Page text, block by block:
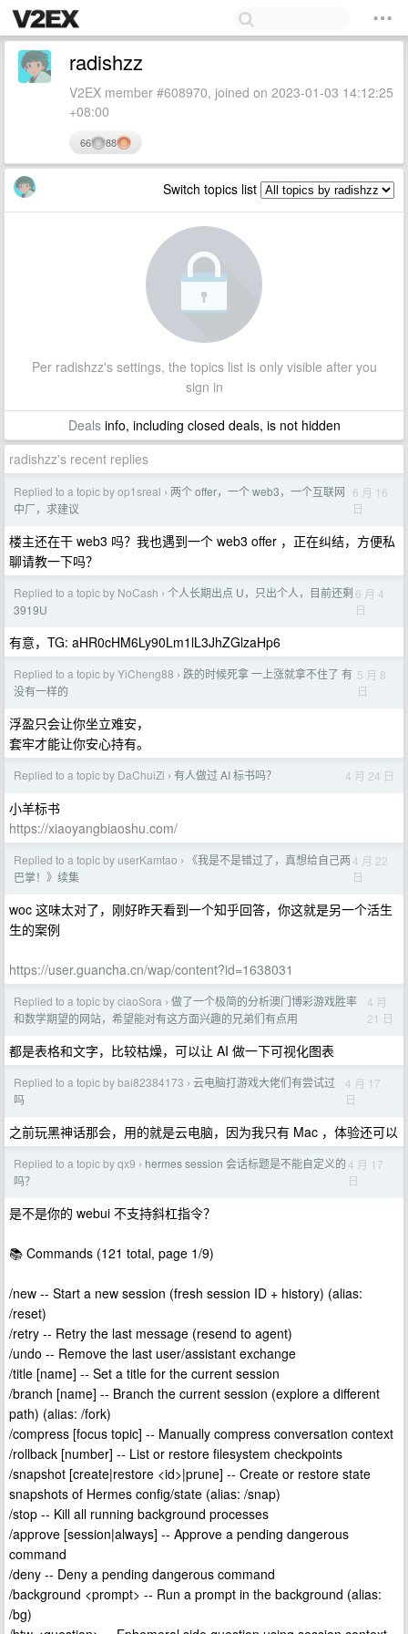
radishzz
V2EX member #608970, joined on 2023-01-03 14:12:25
+08:00
66 88
Switch topics list
Per radishzz's settings, the topics list is only visible after you
sign in
Dealsinfo, including closed deals, is not hidden
radishzz's recent replies
Replied to a topic by op1sreal › 两个 offer，一个 web3，一个互联网
中厂，求建议
6 月 16
日
楼主还在干 web3 吗？我也遇到一个 web3 offer ，正在纠结，方便私
聊请教一下吗？
Replied to a topic by NoCash › 个人长期出点 U，只出个人，目前还剩
3919U
6 月 4
日
有意，TG: aHR0cHM6Ly90Lm1lL3JhZGlzaHp6
Replied to a topic by YiCheng88 › 跌的时候死拿 一上涨就拿不住了 有
没有一样的
5 月 8
日
浮盈只会让你坐立难安，
套牢才能让你安心持有。
Replied to a topic by DaChuiZi › 有人做过 AI 标书吗？ 4 月 24 日
小羊标书
https://xiaoyangbiaoshu.com/
Replied to a topic by userKamtao ›
《我是不是错过了，真想给自己两
巴掌！》续集
4 月 22
日
woc 这味太对了，刚好昨天看到一个知乎回答，你这就是另一个活生
生的案例
https://user.guancha.cn/wap/content?id=1638031
Replied to a topic by ciaoSora › 做了一个极简的分析澳门博彩游戏胜率
和数学期望的网站，希望能对有这方面兴趣的兄弟们有点用
4 月
21 日
都是表格和文字，比较枯燥，可以让 AI 做一下可视化图表
Replied to a topic by bai82384173 › 云电脑打游戏大佬们有尝试过
吗
4 月 17
日
之前玩黑神话那会，用的就是云电脑，因为我只有 Mac ，体验还可以
Replied to a topic by qx9 › hermes session 会话标题是不能自定义的
吗？
4 月 17
日
是不是你的 webui 不支持斜杠指令？
📚 Commands (121 total, page 1/9)
/new -- Start a new session (fresh session ID + history) (alias:
/reset)
/retry -- Retry the last message (resend to agent)
/undo -- Remove the last user/assistant exchange
/title [name] -- Set a title for the current session
/branch [name] -- Branch the current session (explore a different
path) (alias: /fork)
/compress [focus topic] -- Manually compress conversation context
/rollback [number] -- List or restore filesystem checkpoints
/snapshot [create|restore <id>|prune] -- Create or restore state
snapshots of Hermes config/state (alias: /snap)
/stop -- Kill all running background processes
/approve [session|always] -- Approve a pending dangerous
command
/deny -- Deny a pending dangerous command
/background <prompt> -- Run a prompt in the background (alias:
/bg)